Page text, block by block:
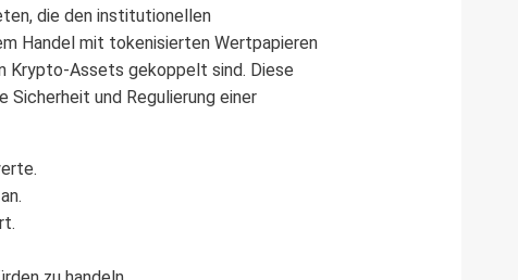
die den institutionellen
Handel mit tokenisierten Wertpapieren
Krypto-Assets gekoppelt sind. Diese
und Regulierung einer